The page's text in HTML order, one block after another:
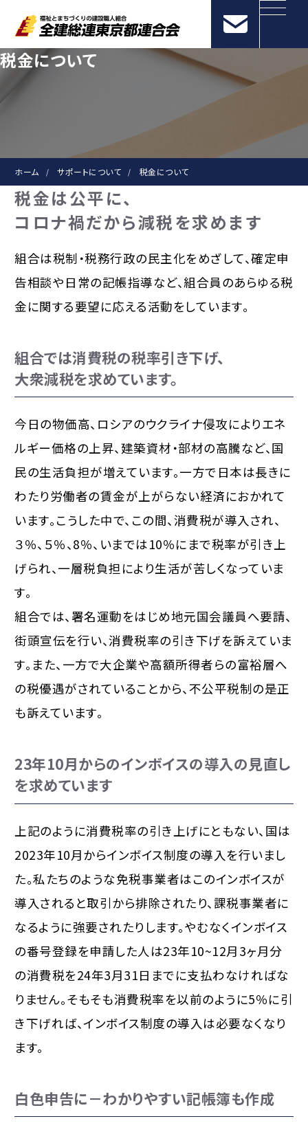
税金について
ホーム サポートについて 税金について
税金は公平に、
コロナ禍だから減税を求めます
組合は税制・税務行政の民主化をめざして、確定申
告相談や日常の記帳指導など、組合員のあらゆる税
金に関する要望に応える活動をしています。
組合では消費税の税率引き下げ、
大衆減税を求めています。
今日の物価高、ロシアのウクライナ侵攻によりエネ
ルギー価格の上昇、建築資材・部材の高騰など、国
民の生活負担が増えています。一方で日本は長きに
わたり労働者の賃金が上がらない経済におかれて
います。こうした中で、この間、消費税が導入され、
３％、５％、8％、いまでは10％にまで税率が引き上
げられ、一層税負担により生活が苦しくなっていま
す。
組合では、署名運動をはじめ地元国会議員へ要請、
街頭宣伝を行い、消費税率の引き下げを訴えていま
す。また、一方で大企業や高額所得者らの富裕層へ
の税優遇がされていることから、不公平税制の是正
も訴えています。
23年10月からのインボイスの導入の見直し
を求めています
上記のように消費税率の引き上げにともない、国は
2023年10月からインボイス制度の導入を行いまし
た。私たちのような免税事業者はこのインボイスが
導入されると取引から排除されたり、課税事業者に
なるように強要されたりします。やむなくインボイス
の番号登録を申請した人は23年10~12月3ヶ月分
の消費税を24年3月31日までに支払わなければな
りません。そもそも消費税率を以前のように5％に引
き下げれば、インボイス制度の導入は必要なくなり
ます。
白色申告に－わかりやすい記帳簿も作成